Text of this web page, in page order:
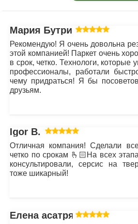
Мария Бутрим
Рекомендую! Я очень довольна
этой компанией! Паркет очень
в срок, четко. Технологи, которые
профессионалы, работали
чему придраться! Я бы
друзьям.
Igor B.
Отличная компания! Сделали
четко по срокам 🫰🏻На всех
консультировали, серсис на
тоже шикарный!
Елена асатрян